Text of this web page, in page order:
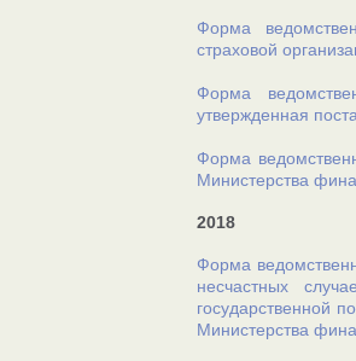
Форма
страховой
Форма
утвержденная
Форма
Министерства
2018
Форма
несчастных
государственной
Министерства